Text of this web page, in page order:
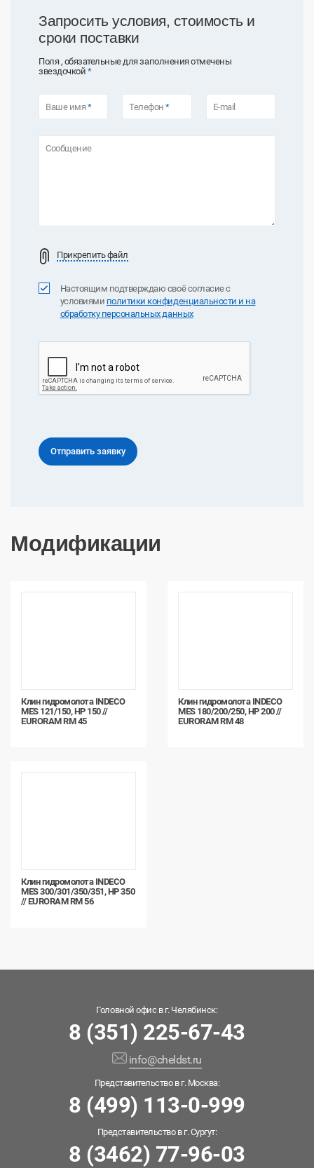
Запросить условия, стоимость и
сроки поставки
Поля , обязательные для заполнения отмечены
звездочкой *
Ваше имя * Телефон* E-mail
Сообщение
Прикрепить файл
Настоящим подтверждаю своё согласие с
условиями политики конфиденциальноcти и на
обработку персональных данных
Модификации
Клин гидромолота INDECO
MES 121/150, HP 150 //
EURORAM RM 45
Клин гидромолота INDECO
MES 180/200/250, HP 200 //
EURORAM RM 48
Клин гидромолота INDECO
MES 300/301/350/351, HP 350
// EURORAM RM 56
Головной офис в г. Челябинск:
8 (351) 225-67-43
info@cheldst.ru
Представительство в г. Москва:
8 (499) 113-0-999
Представительство в г. Сургут:
8 (3462) 77-96-03